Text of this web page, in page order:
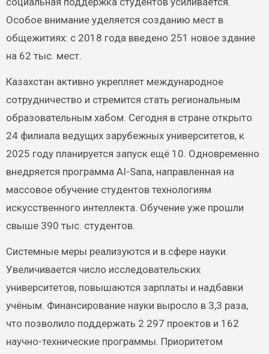
Особое внимание уделяется созданию мест в
общежитиях: с 2018 года введено 251 новое здание
на 62 тыс. мест.
Казахстан активно укрепляет международное
сотрудничество и стремится стать региональным
образовательным хабом. Сегодня в стране открыто
24 филиала ведущих зарубежных университетов, к
2025 году планируется запуск ещё 10. Одновременно
внедряется программа AI-Sana, направленная на
массовое обучение студентов технологиям
искусственного интеллекта. Обучение уже прошли
свыше 390 тыс. студентов.
Системные меры реализуются и в сфере науки.
Увеличивается число исследовательских
университетов, повышаются зарплаты и надбавки
учёным. Финансирование науки выросло в 3,3 раза,
что позволило поддержать 2 297 проектов и 162
научно-технические программы. Приоритетом